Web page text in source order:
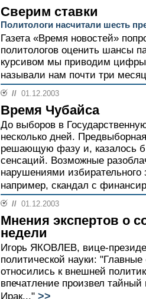
Сверим ставки
Политологи насчитали шесть
Газета «Время новостей»
политологов оценить шансы
курсивом мы приводим
называли нам почти три
// 01.12.2003
Время Чубайса
До выборов в
несколько дней.
решающую фазу и, казалось
сенсаций. Возможные
нарушениями избирательного
например, скандал с
// 01.12.2003
Мнения экспертов о
недели
Игорь ЯКОВЛЕВ, вице-
политической науки:
относились к внешней
впечатление произвел
Ирак..." >>